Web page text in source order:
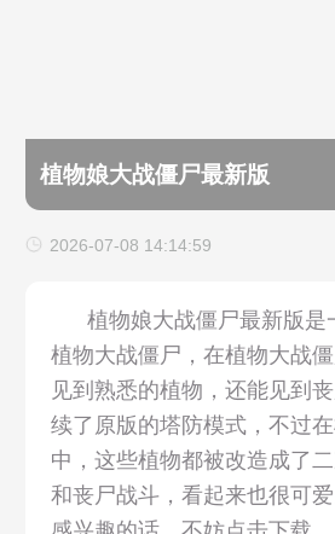
植物娘大战僵尸最新版
2026-07-08 14:14:59
植物娘大战僵尸最新版是
植物大战僵尸，在植物大战
见到熟悉的植物，还能见到
续了原版的塔防模式，不过
中，这些植物都被改造成了
和丧尸战斗，看起来也很可